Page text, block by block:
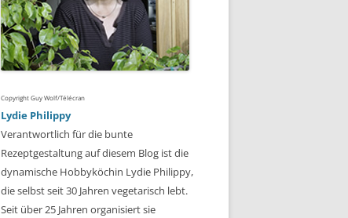
Copyright Guy Wolf/Télécran
Lydie Philippy
Verantwortlich für die bunte
Rezeptgestaltung auf diesem Blog ist die
dynamische Hobbyköchin Lydie Philippy,
die selbst seit 30 Jahren vegetarisch lebt.
Seit über 25 Jahren organisiert sie